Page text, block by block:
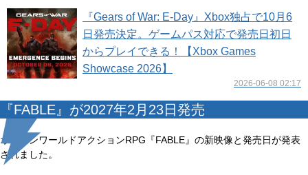
『Gears of War: E-Day』Xbox独占で10月6
日発売決定。ゲームパス対応で発売日初日
からプレイできる！【Xbox Games
Showcase 2026】
2026-06-08 02:17
『FABLE』が2027年2月23日発売
オープンワールドアクションRPG『FABLE』の新映像と発売日が発表
されました。